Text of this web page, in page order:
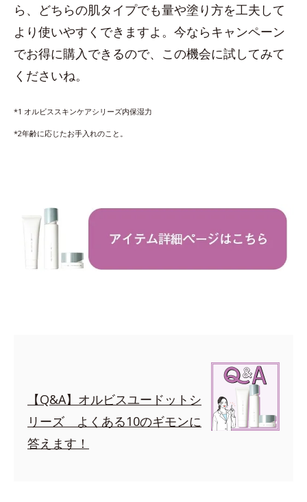
ら、どちらの肌タイプでも量や塗り方を工夫して
より使いやすくできますよ。今ならキャンペーン
でお得に購入できるので、この機会に試してみて
くださいね。
*1 オルビススキンケアシリーズ内保湿力
*2年齢に応じたお手入れのこと。
【Q&A】オルビスユードットシ
リーズ よくある10のギモンに
答えます！